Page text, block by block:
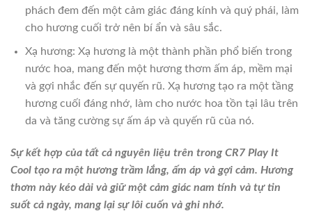
phách đem đến một cảm giác đáng kính và quý phái, làm
cho hương cuối trở nên bí ẩn và sâu sắc.
Xạ hương: Xạ hương là một thành phần phổ biến trong
nước hoa, mang đến một hương thơm ấm áp, mềm mại
và gợi nhắc đến sự quyến rũ. Xạ hương tạo ra một tầng
hương cuối đáng nhớ, làm cho nước hoa tồn tại lâu trên
da và tăng cường sự ấm áp và quyến rũ của nó.
Sự kết hợp của tất cả nguyên liệu trên trong CR7 Play It
Cool tạo ra một hương trầm lắng, ấm áp và gợi cảm. Hương
thơm này kéo dài và giữ một cảm giác nam tính và tự tin
suốt cả ngày, mang lại sự lôi cuốn và ghi nhớ.